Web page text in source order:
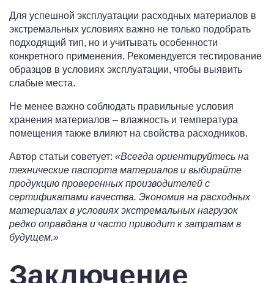
Для успешной эксплуатации расходных материалов в
экстремальных условиях важно не только подобрать
подходящий тип, но и учитывать особенности
конкретного применения. Рекомендуется тестирование
образцов в условиях эксплуатации, чтобы выявить
слабые места.
Не менее важно соблюдать правильные условия
хранения материалов – влажность и температура
помещения также влияют на свойства расходников.
Автор статьи советует: «Всегда ориентируйтесь на
технические паспорта материалов и выбирайте
продукцию проверенных производителей с
сертификатами качества. Экономия на расходных
материалах в условиях экстремальных нагрузок
редко оправдана и часто приводит к затратам в
будущем.»
Заключение